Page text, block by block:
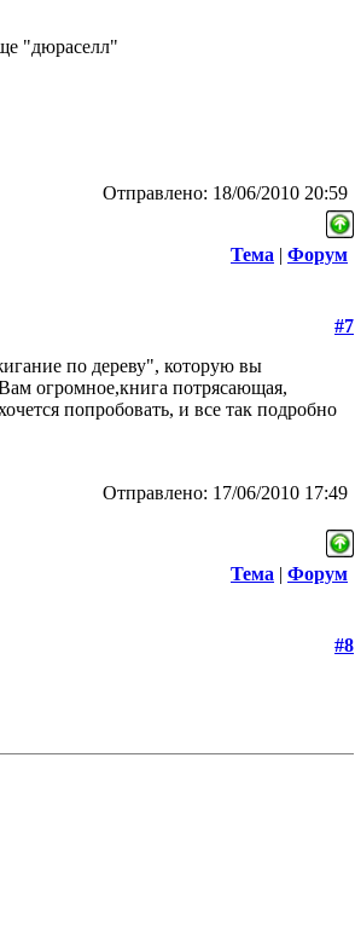
"дюраселл"
Отправлено: 18/06/2010 20:59
Тема | Форум
#7
по дереву", которую вы
огромное,книга потрясающая,
попробовать, и все так подробно
Отправлено: 17/06/2010 17:49
Тема | Форум
#8